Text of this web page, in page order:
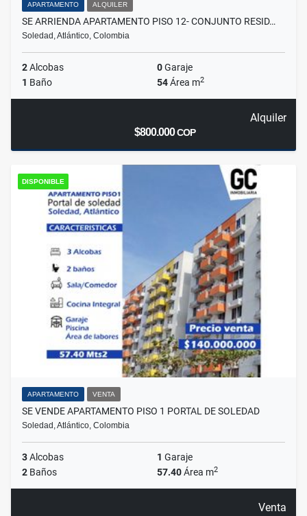
APARTAMENTO ALQUILER
SE ARRIENDA APARTAMENTO PISO 12- CONJUNTO RESID…
Soledad, Atlántico, Colombia
2Alcobas 0Garaje
1 Baño 54Área m2
Alquiler
$800.000COP
DISPONIBLE
APARTAMENTO VENTA
SE VENDE APARTAMENTO PISO 1 PORTAL DE SOLEDAD
Soledad, Atlántico, Colombia
3Alcobas 1 Garaje
2 Baños 57.40Área m2
Venta